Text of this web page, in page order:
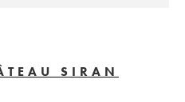
SIRAN